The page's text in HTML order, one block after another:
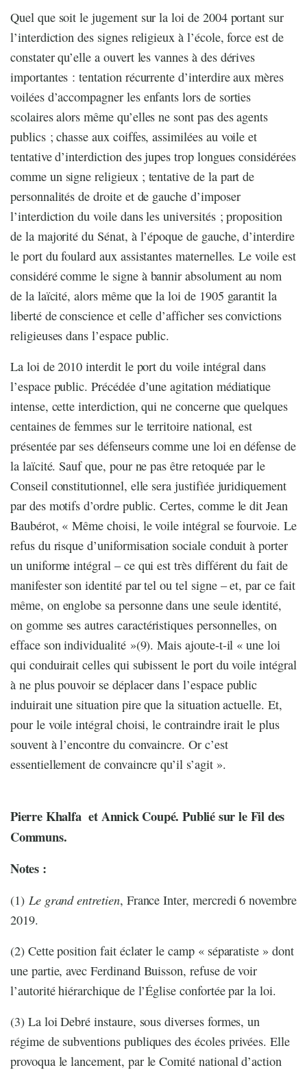
Quel que soit le jugement sur la loi de 2004 portant sur
l’interdiction des signes religieux à l’école, force est de
constater qu’elle a ouvert les vannes à des dérives
importantes : tentation récurrente d’interdire aux mères
voilées d’accompagner les enfants lors de sorties
scolaires alors même qu’elles ne sont pas des agents
publics ; chasse aux coiffes, assimilées au voile et
tentative d’interdiction des jupes trop longues considérées
comme un signe religieux ; tentative de la part de
personnalités de droite et de gauche d’imposer
l’interdiction du voile dans les universités ; proposition
de la majorité du Sénat, à l’époque de gauche, d’interdire
le port du foulard aux assistantes maternelles. Le voile est
considéré comme le signe à bannir absolument au nom
de la laïcité, alors même que la loi de 1905 garantit la
liberté de conscience et celle d’afficher ses convictions
religieuses dans l’espace public.
La loi de 2010 interdit le port du voile intégral dans
l’espace public. Précédée d’une agitation médiatique
intense, cette interdiction, qui ne concerne que quelques
centaines de femmes sur le territoire national, est
présentée par ses défenseurs comme une loi en défense de
la laïcité. Sauf que, pour ne pas être retoquée par le
Conseil constitutionnel, elle sera justifiée juridiquement
par des motifs d’ordre public. Certes, comme le dit Jean
Baubérot, « Même choisi, le voile intégral se fourvoie. Le
refus du risque d’uniformisation sociale conduit à porter
un uniforme intégral – ce qui est très différent du fait de
manifester son identité par tel ou tel signe – et, par ce fait
même, on englobe sa personne dans une seule identité,
on gomme ses autres caractéristiques personnelles, on
efface son individualité »(9). Mais ajoute-t-il « une loi
qui conduirait celles qui subissent le port du voile intégral
à ne plus pouvoir se déplacer dans l’espace public
induirait une situation pire que la situation actuelle. Et,
pour le voile intégral choisi, le contraindre irait le plus
souvent à l’encontre du convaincre. Or c’est
essentiellement de convaincre qu’il s’agit ».
Pierre Khalfa et Annick Coupé. Publié sur le Fil des
Communs.
Notes :
(1) Le grand entretien, France Inter, mercredi 6 novembre
2019.
(2) Cette position fait éclater le camp « séparatiste » dont
une partie, avec Ferdinand Buisson, refuse de voir
l’autorité hiérarchique de l’Église confortée par la loi.
(3) La loi Debré instaure, sous diverses formes, un
régime de subventions publiques des écoles privées. Elle
provoqua le lancement, par le Comité national d’action